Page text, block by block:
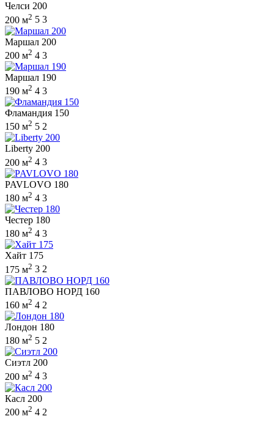
Челси 200
200 м2 5 3
Маршал 200
200 м2 4 3
Маршал 190
190 м2 4 3
Фламандия 150
150 м2 5 2
Liberty 200
200 м2 4 3
PAVLOVO 180
180 м2 4 3
Честер 180
180 м2 4 3
Хайт 175
175 м2 3 2
ПАВЛОВО НОРД 160
160 м2 4 2
Лондон 180
180 м2 5 2
Сиэтл 200
200 м2 4 3
Касл 200
200 м2 4 2